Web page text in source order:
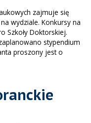
zajmuje się
wydziale. Konkursy na
Szkoły Doktorskiej.
stypendium
proszony jest o